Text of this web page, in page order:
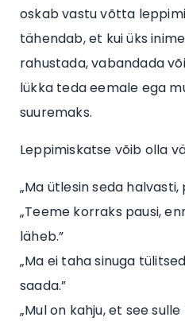
oskab vastu võtta
tähendab, et kui üks
rahustada, vabandada
lükka teda eemale ega
suuremaks.
Leppimiskatse võib olla
„Ma ütlesin seda halvasti,
„Teeme korraks pausi,
läheb.”
„Ma ei taha sinuga
saada.”
„Mul on kahju, et see sulle